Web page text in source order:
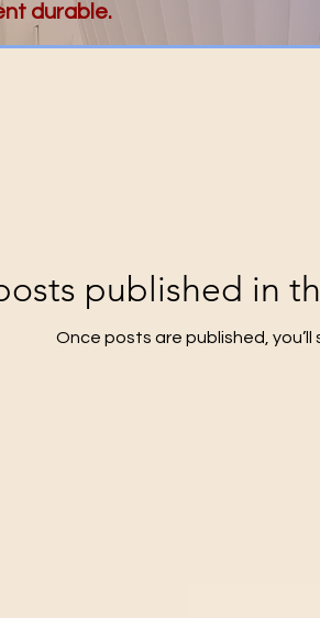
durable.
published in
Once posts are published, you’ll